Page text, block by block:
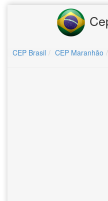
CEP Brasil CEP Maranhão